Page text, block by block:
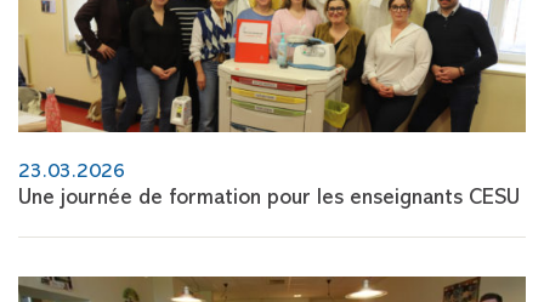
23.03.2026
Une journée de formation pour les enseignants CESU